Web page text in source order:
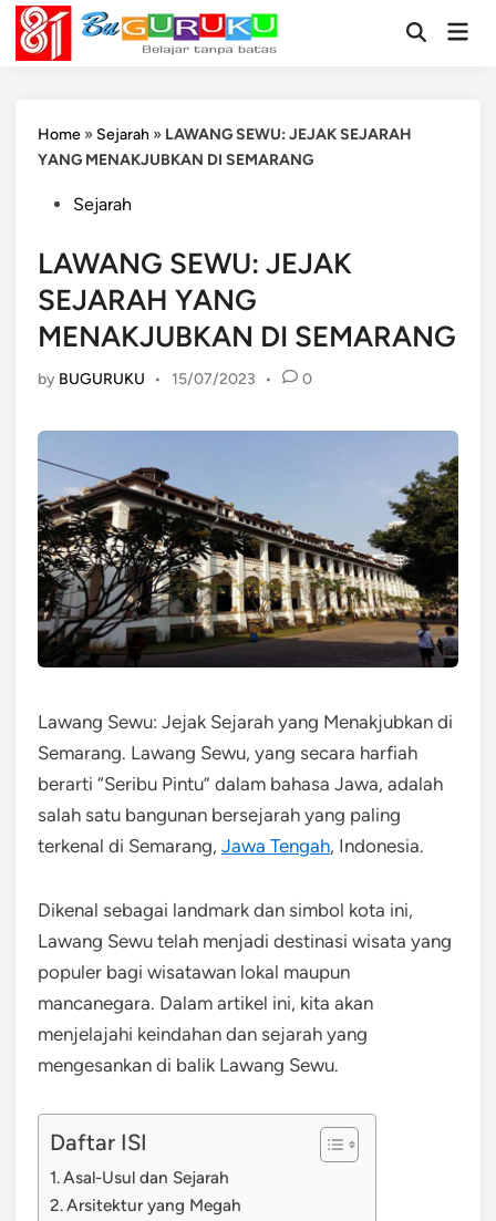
Skip
content
OpenMain
Home » Sejarah » LAWANG SEWU: JEJAK SEJARAH
YANG MENAKJUBKAN DI SEMARANG
PostedSejarah
LAWANG SEWU: JEJAK
SEJARAH YANG
MENAKJUBKAN DI SEMARANG
by BUGURUKU • 15/07/2023 • 0
Lawang Sewu: Jejak Sejarah yang Menakjubkan di
Semarang. Lawang Sewu, yang secara harfiah
berarti “Seribu Pintu” dalam bahasa Jawa, adalah
salah satu bangunan bersejarah yang paling
terkenal di Semarang, Jawa Tengah, Indonesia.
Dikenal sebagai landmark dan simbol kota ini,
Lawang Sewu telah menjadi destinasi wisata yang
populer bagi wisatawan lokal maupun
mancanegara. Dalam artikel ini, kita akan
menjelajahi keindahan dan sejarah yang
mengesankan di balik Lawang Sewu.
Daftar ISI
Asal-Usul dan Sejarah
Arsitektur yang Megah